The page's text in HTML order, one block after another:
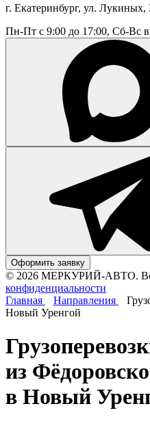
г. Екатеринбург, ул. Лукиных,
Пн-Пт с 9:00 до 17:00, Сб-Вс
Оформить заявку
© 2026 МЕРКУРИЙ-АВТО.
конфиденциальности
Главная
Направления
Новый Уренгой
из
в Новый